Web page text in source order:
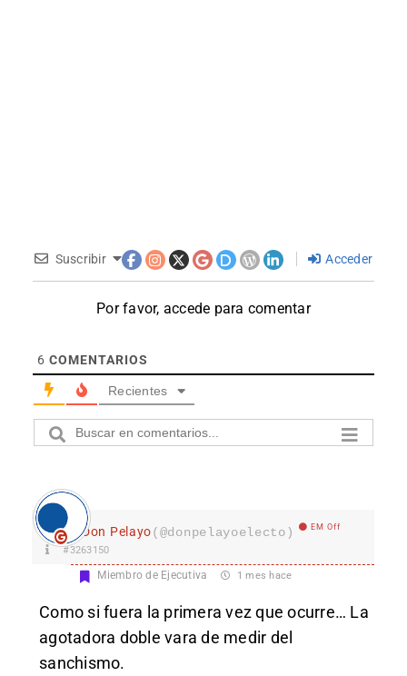
Suscribir Acceder
Por favor, accede para comentar
6 COMENTARIOS
Recientes
Don Pelayo(@donpelayoelecto) EM Off
#3263150
Miembro de Ejecutiva 1 mes hace
Como si fuera la primera vez que ocurre… La
agotadora doble vara de medir del
sanchismo.